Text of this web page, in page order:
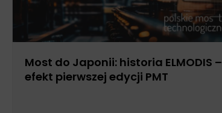
Most do Japonii: historia ELMODIS –
efekt pierwszej edycji PMT